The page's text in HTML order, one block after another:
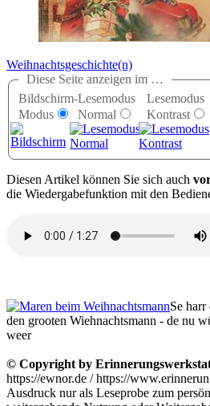
Weihnachtsgeschichte(n)
Diese Seite anzeigen im …
Bildschirm-
Modus
Lesemodus
Normal
Lesemodus
Kontrast
Diesen Artikel können Sie sich auch
die Wiedergabefunktion mit den
Se
den grooten Wiehnachtsmann - de nu
weer
© Copyright by
https://ewnor.de / https://
Ausdruck nur als Leseprobe zum